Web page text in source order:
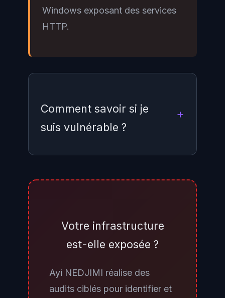
Windows exposant des services
HTTP.
Comment savoir si je
suis vulnérable ?
{$_.InstalledOn -gt (Get-
Select-Object HotFixID,
InstalledOn . Consultez
également le Microsoft Security
Votre infrastructure
est-elle exposée ?
Ayi NEDJIMI réalise des
audits ciblés pour identifier et